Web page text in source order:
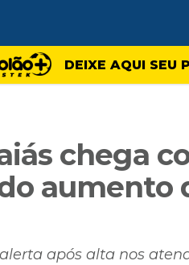
DEIXE AQUI SEU
chega
aumento
após alta nos